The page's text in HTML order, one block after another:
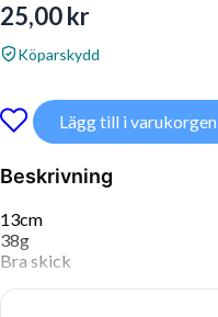
25,00kr
Köparskydd
Lägg till i varukorgen
Beskrivning
13cm
38g
Bra skick